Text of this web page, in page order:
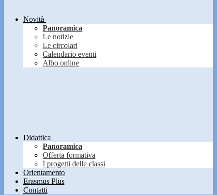
Novità
Panoramica
Le notizie
Le circolari
Calendario eventi
Albo online
Didattica
Panoramica
Offerta formativa
I progetti delle classi
Orientamento
Erasmus Plus
Contatti